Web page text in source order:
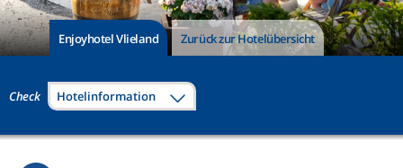
Enjoyhotel Vlieland Zurück zur Hotelübersicht
Check Hotelinformation